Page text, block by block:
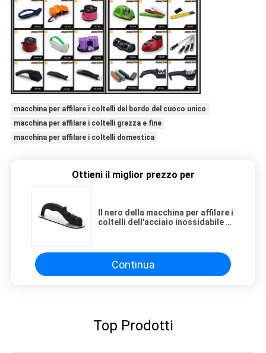
macchina per affilare i coltelli del bordo del cuoco unico
macchina per affilare i coltelli grezza e fine
macchina per affilare i coltelli domestica
Ottieni il miglior prezzo per
Il nero della macchina per affilare i
coltelli dell'acciaio inossidabile di
Continua
Top Prodotti